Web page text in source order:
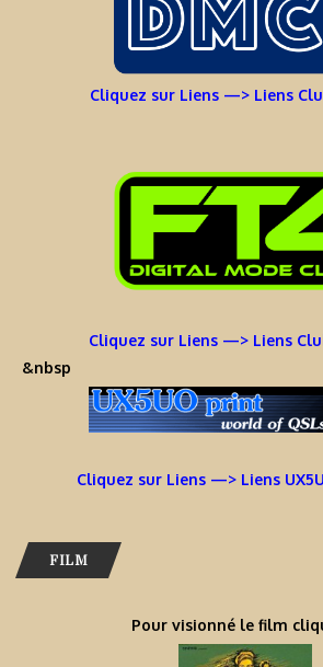
Cliquez sur Liens —> Liens
Cliquez sur Liens —> Liens
&nbsp
Cliquez sur Liens —> Liens
FILM
Pour visionné le film